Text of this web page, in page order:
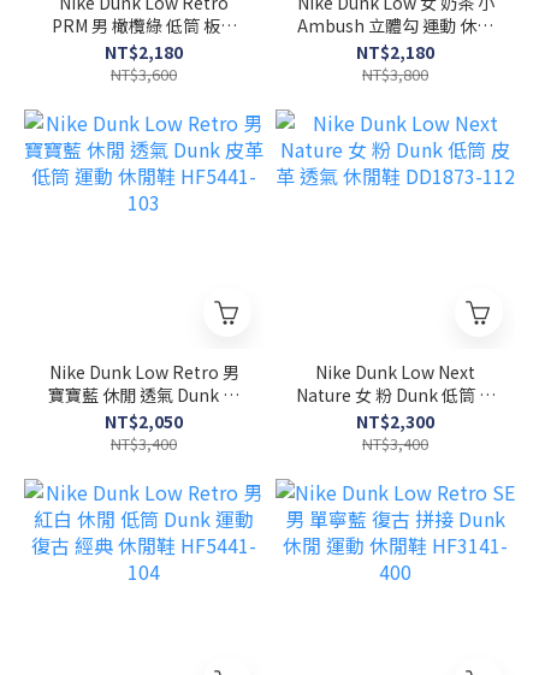
PRM 男 橄欖綠 低筒 板鞋
休閒 運動 休閒鞋 FQ8250-
200
NT$2,180
NT$3,600
Ambush 立體勾 運動 休閒
低筒 休閒鞋 DZ2794-102
NT$2,180
NT$3,800
Nike Dunk Low Retro 男
寶寶藍 休閒 透氣 Dunk 皮
革 低筒 運動 休閒鞋
HF5441-103
NT$2,050
NT$3,400
Nike Dunk Low Next
Nature 女 粉 Dunk 低筒 皮
革 透氣 休閒鞋 DD1873-
112
NT$2,300
NT$3,400